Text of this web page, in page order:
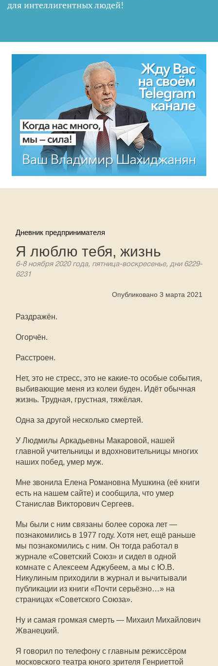
для интеллигентных людей!
Дневник предпринимателя
Я люблю тебя, жизнь
6-8 ноября 2020 года, пятница-воскресенье, дни 6229-
6231
Опубликовано 3 марта 2021
Раздражён.
Огорчён.
Расстроен.
Нет, это не стресс, это не какие-то особые события,
выбивающие меня из колеи буден. Идёт обычная
жизнь. Трудная, грустная, тяжёлая.
Одна за другой несколько смертей.
У Людмилы Аркадьевны Макаровой, нашей
главной учительницы и вдохновительницы многих
наших побед, умер муж.
Мне звонила Елена Романовна Мушкина (её книги
есть на нашем сайте) и сообщила, что умер
Станислав Викторович Сергеев.
Мы были с ним связаны более сорока лет —
познакомились в 1977 году. Хотя нет, ещё раньше
мы познакомились с ним. Он тогда работал в
журнале «Советский Союз» и сидел в одной
комнате с Алексеем Аджубеем, а мы с Ю.В.
Никулиным приходили в журнал и вычитывали
публикации из книги «Почти серьёзно…» на
страницах «Советского Союза».
Ну и самая громкая смерть — Михаил Михайлович
Жванецкий.
Я говорил по телефону с главным режиссёром
московского театра юного зрителя Генриеттой